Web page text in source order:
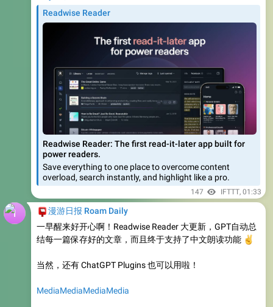
Readwise Reader: The first read-it-later app built for
power readers.
Save everything to one place to overcome content
overload, search instantly, and highlight like a pro.
147 IFTTT
漫游日报 Roam Daily
一早醒来好开心啊！Readwise Reader 大更新，GPT自动总
结每一篇保存好的文章，而且终于支持了中文朗读功能
当然，还有 ChatGPT Plugins 也可以用啦！
Media MediaMediaMedia
via 吕立青_JimmyLv 的 bilibili 动态